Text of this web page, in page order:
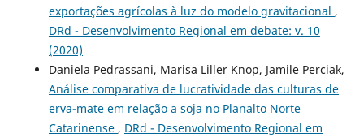
exportações agrícolas à luz do modelo gravitacional ,
DRd - Desenvolvimento Regional em debate: v. 10
(2020)
Daniela Pedrassani, Marisa Liller Knop, Jamile Perciak,
Análise comparativa de lucratividade das culturas de
erva-mate em relação a soja no Planalto Norte
Catarinense , DRd - Desenvolvimento Regional em